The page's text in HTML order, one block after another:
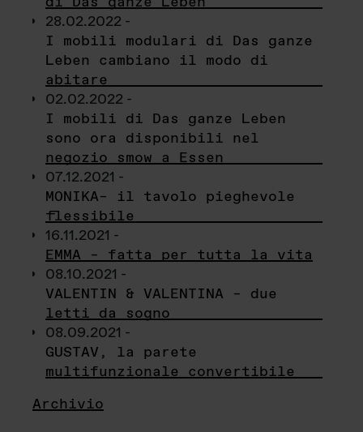
28.02.2022 -
I mobili modulari di Das ganze
Leben cambiano il modo di
abitare
02.02.2022 -
I mobili di Das ganze Leben
sono ora disponibili nel
negozio smow a Essen
07.12.2021 -
MONIKA– il tavolo pieghevole
flessibile
16.11.2021 -
EMMA – fatta per tutta la vita
08.10.2021 -
VALENTIN & VALENTINA – due
letti da sogno
08.09.2021 -
GUSTAV, la parete
multifunzionale convertibile
Archivio